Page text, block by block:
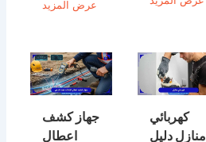
عرض المزيد
كهربائي
منازل دليل
جهاز كشف
اعطال